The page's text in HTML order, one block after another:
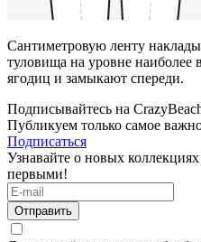
Сантиметровую ленту
туловища на уровне наиболее
ягодиц и замыкают спереди.
Подписывайтесь на
Публикуем только самое
Подписаться
Узнавайте о новых
первыми!
Отправить